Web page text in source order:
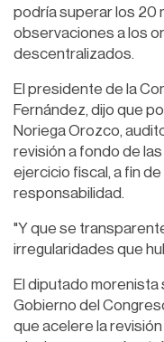
podría superar los 20
observaciones a los
descentralizados.
El presidente de la
Fernández, dijo que
Noriega Orozco,
revisión a fondo de
ejercicio fiscal, a fin
responsabilidad.
"Y que se
irregularidades que
El diputado morenista
Gobierno del
que acelere la